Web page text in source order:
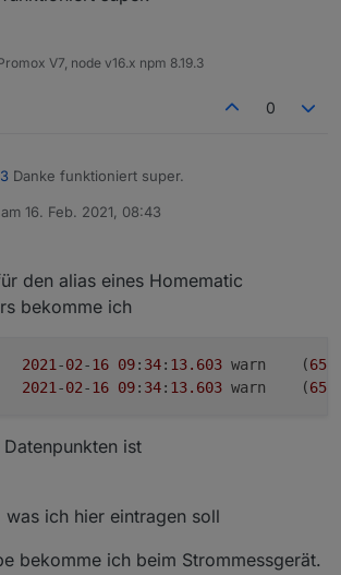
nicht vergessen, die Änderung
zu machen!
V7, node v16.x npm 8.19.3
0
Danke funktioniert super.
16. Feb. 2021, 08:43
von
den alias eines Homematic
bekomme ich
2021 -02-16 09: 34: 13.603
	warn	(
2021 -02-16 09: 34: 13.603
	warn	(
ist
ich hier eintragen soll
bekomme ich beim Strommessgerät.